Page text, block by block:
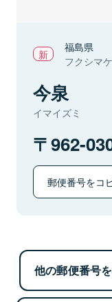
福島県
フクシマ
今泉
イマイズミ
962-
郵便番号をコ
他の郵便番号